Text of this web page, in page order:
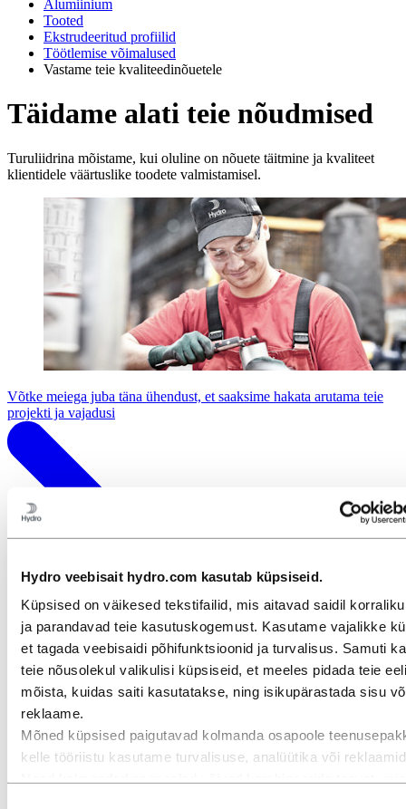
Hydro veebisait hydro.com kasutab küpsiseid.
Küpsised on väikesed tekstifailid, mis aitavad saidil
ja parandavad teie kasutuskogemust. Kasutame vajalikke
et tagada veebisaidi põhifunktsioonid ja turvalisus. Samuti
teie nõusolekul valikulisi küpsiseid, et meeles pidada teie
mõista, kuidas saiti kasutatakse, ning isikupärastada sisu
reklaame.
Mõned küpsised paigutavad kolmanda osapoole
kelle tööriistu kasutame turvalisuse, analüütika või
Alumiinium
Tooted
Ekstrudeeritud profiilid
Töötlemise võimalused
Vastame teie kvaliteedinõuetele
Täidame alati teie nõudmised
Turuliidrina mõistame, kui oluline on nõuete täitmine ja kvaliteet
klientidele väärtuslike toodete valmistamisel.
Võtke meiega juba täna ühendust, et saaksime hakata arutama teie
projekti ja vajadusi